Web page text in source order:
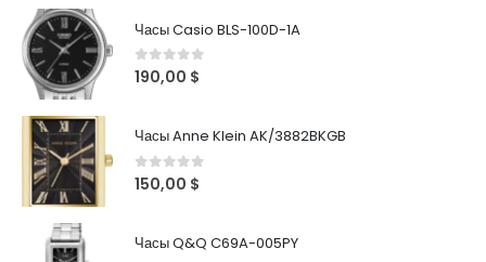
Часы Casio BLS-100D-1A
0out of 5
190,00 $
Часы Anne Klein AK/3882BKGB
0out of 5
150,00 $
Часы Q&Q C69A-005PY